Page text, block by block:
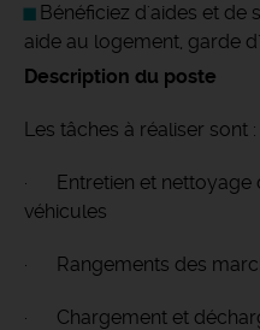
Bénéficiez d'aides et de
aide au logement, garde
Description du poste
Les tâches à réaliser sont :
· Entretien et nettoyage
véhicules
· Rangements des
· Chargement et